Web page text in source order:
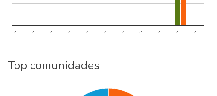
.. .. .. .. .. .. .. .. .. .. ..
Top comunidades